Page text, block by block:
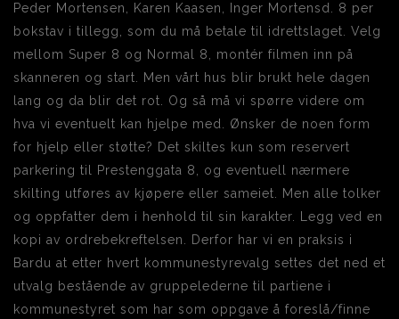
Peder Mortensen, Karen Kaasen, Inger Mortensd. 8 per
bokstav i tillegg, som du må betale til idrettslaget. Velg
mellom Super 8 og Normal 8, montér filmen inn på
skanneren og start. Men vårt hus blir brukt hele dagen
lang og da blir det rot. Og så må vi spørre videre om
hva vi eventuelt kan hjelpe med. Ønsker de noen form
for hjelp eller støtte? Det skiltes kun som reservert
parkering til Prestenggata 8, og eventuell nærmere
skilting utføres av kjøpere eller sameiet. Men alle tolker
og oppfatter dem i henhold til sin karakter. Legg ved en
kopi av ordrebekreftelsen. Derfor har vi en praksis i
Bardu at etter hvert kommunestyrevalg settes det ned et
utvalg bestående av gruppelederne til partiene i
kommunestyret som har som oppgave å foreslå/finne